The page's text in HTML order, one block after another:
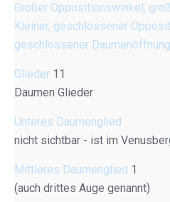
Großer Oppositionswinkel,
Kleiner, geschlossener
geschlossener
Glieder 11
Daumen Glieder
Unteres Daumenglied
nicht sichtbar - ist im
Mittleres Daumenglied 1
(auch drittes Auge genannt)